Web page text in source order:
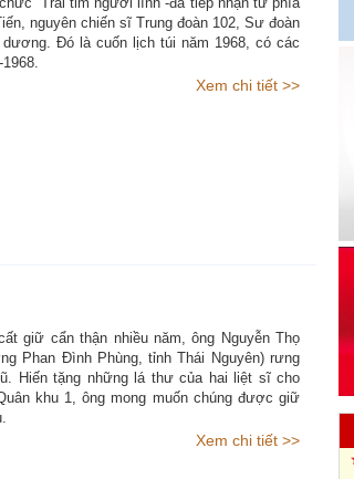
nguyên chiến sĩ Trung đoàn 102, Sư đoàn
Đó là cuốn lịch túi năm 1968, có các
Xem chi tiết >>
giữ cẩn thận nhiều năm, ông Nguyễn Thọ
Phan Đình Phùng, tỉnh Thái Nguyên) rưng
Hiến tặng những lá thư của hai liệt sĩ cho
khu 1, ông mong muốn chúng được giữ
Xem chi tiết >>